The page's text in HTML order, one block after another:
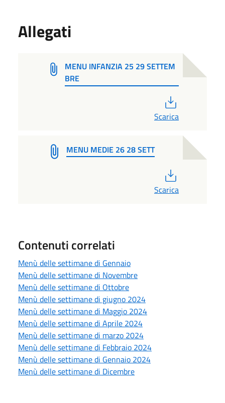
Allegati
MENU INFANZIA 25 29 SETTEM
BRE
Scarica
MENU MEDIE 26 28 SETT
Scarica
Contenuti correlati
Menù delle settimane di Gennaio
Menù delle settimane di Novembre
Menù delle settimane di Ottobre
Menù delle settimane di giugno 2024
Menù delle settimane di Maggio 2024
Menù delle settimane di Aprile 2024
Menù delle settimane di marzo 2024
Menù delle settimane di Febbraio 2024
Menù delle settimane di Gennaio 2024
Menù delle settimane di Dicembre